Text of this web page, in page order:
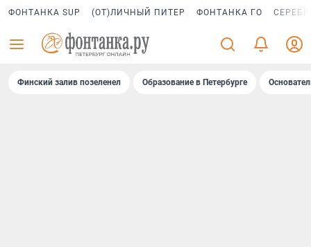
ФОНТАНКА SUP (ОТ)ЛИЧНЫЙ ПИТЕР ФОНТАНКА ГО
Финский залив позеленел Образование в Петербурге